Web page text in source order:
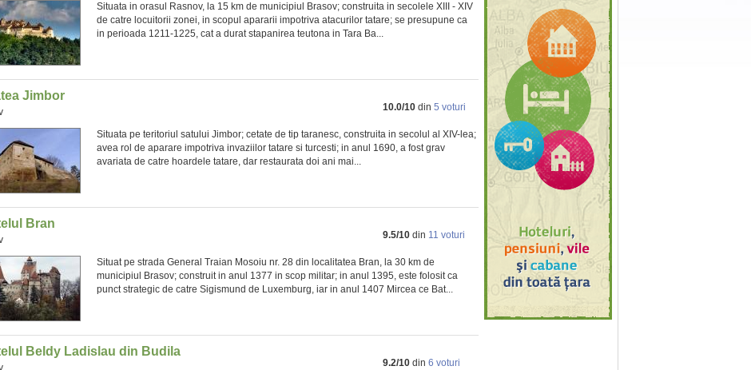
Situata in orasul Rasnov, la 15 km de municipiul Brasov; construita in secolele XIII - XIV
de catre locuitorii zonei, in scopul apararii impotriva atacurilor tatare; se presupune ca
in perioada 1211-1225, cat a durat stapanirea teutona in Tara Ba...
Jimbor
10.0/10din 5 voturi
Situata pe teritoriul satului Jimbor; cetate de tip taranesc, construita in secolul al XIV-lea;
avea rol de aparare impotriva invaziilor tatare si turcesti; in anul 1690, a fost grav
avariata de catre hoardele tatare, dar restaurata doi ani mai...
Bran
9.5/10din 11 voturi
Situat pe strada General Traian Mosoiu nr. 28 din localitatea Bran, la 30 km de
municipiul Brasov; construit in anul 1377 in scop militar; in anul 1395, este folosit ca
punct strategic de catre Sigismund de Luxemburg, iar in anul 1407 Mircea ce Bat...
Beldy Ladislau din Budila
9.2/10din 6 voturi